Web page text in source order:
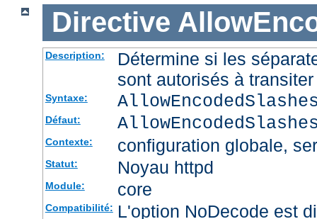
Directive
Description:
Détermine si les
sont autorisés à
Syntaxe:
Défaut:
Contexte: configuration globale,
Statut: Noyau httpd
Module: core
Compatibilité: L'option NoDecode est